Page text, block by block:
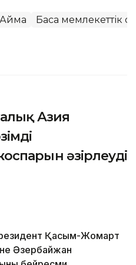
Аймақ Басқа мемлекеттік
Азия
әзірлеуді
Қасым-Жомарт
Әзербайжан